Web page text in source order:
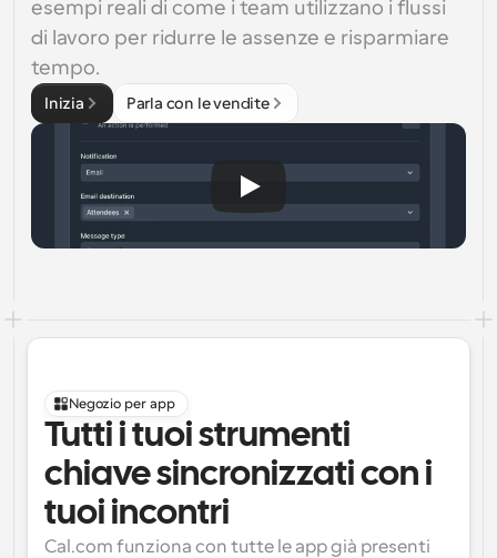
esempi reali di come i team utilizzano i flussi
di lavoro per ridurre le assenze e risparmiare
tempo.
Inizia Parla con le vendite
Negozio per app
Tutti i tuoi strumenti
chiave sincronizzati con i
tuoi incontri
Cal.com funziona con tutte le app già presenti